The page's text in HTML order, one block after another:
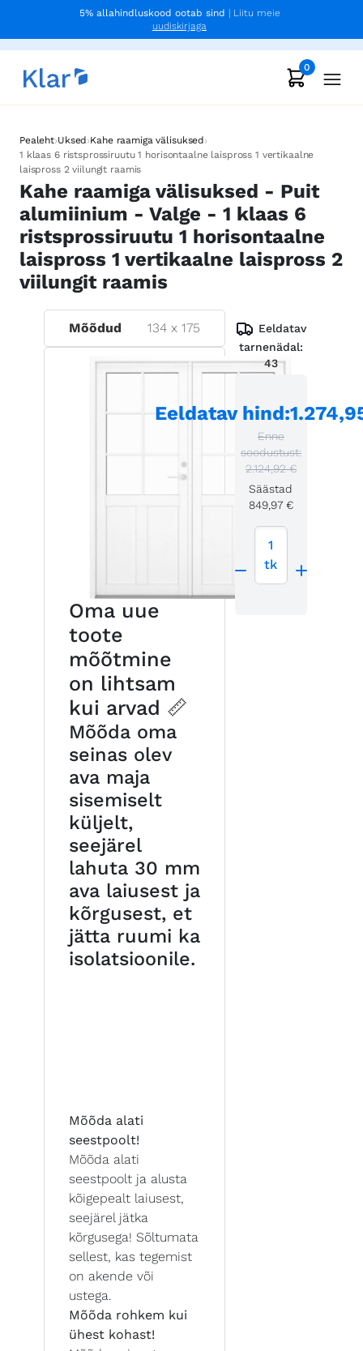
5% allahindluskood ootab sind | Liitu meie
uudiskirjaga
0
Pealeht›Uksed ›Kahe raamiga välisuksed ›
1 klaas 6 ristsprossiruutu 1 horisontaalne laispross 1 vertikaalne
laispross 2 viilungit raamis
Kahe raamiga välisuksed - Puit
alumiinium - Valge - 1 klaas 6
ristsprossiruutu 1 horisontaalne
laispross 1 vertikaalne laispross 2
viilungit raamis
Mõõdud 134 x175
Oma uue
toote
mõõtmine
on lihtsam
kui arvad 📏
Mõõda oma
seinas olev
ava maja
sisemiselt
küljelt,
seejärel
lahuta 30 mm
ava laiusest ja
kõrgusest, et
jätta ruumi ka
isolatsioonile.
Mõõda alati
seestpoolt!
Mõõda alati
seestpoolt ja alusta
kõigepealt laiusest,
seejärel jätka
kõrgusega! Sõltumata
sellest, kas tegemist
on akende või
ustega.
Mõõda rohkem kui
ühest kohast!
Eeldatav
tarnenädal:
43
Eeldatav hind:
Enne
soodustust:
2.124,92 €
Säästad
849,97 €
1
tk